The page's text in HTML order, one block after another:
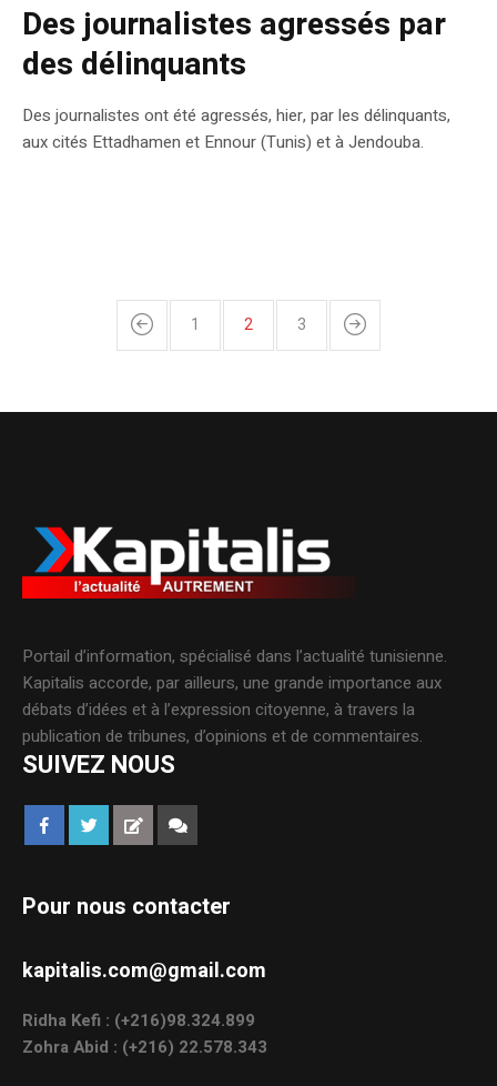
Des journalistes agressés par
des délinquants
Des journalistes ont été agressés, hier, par les délinquants,
aux cités Ettadhamen et Ennour (Tunis) et à Jendouba.
1 2 3
Portail d’information, spécialisé dans l’actualité tunisienne.
Kapitalis accorde, par ailleurs, une grande importance aux
débats d’idées et à l’expression citoyenne, à travers la
publication de tribunes, d’opinions et de commentaires.
SUIVEZ NOUS
Pour nous contacter
kapitalis.com@gmail.com
Ridha Kefi : (+216)98.324.899
Zohra Abid : (+216) 22.578.343